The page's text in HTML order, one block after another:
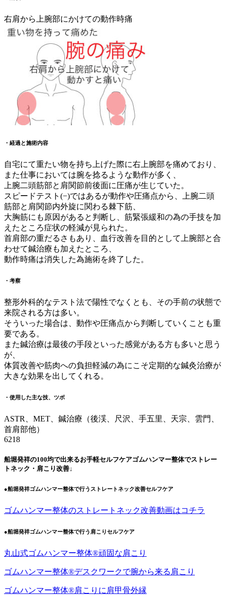
右肩から上腕部にかけての動作時痛
・経過と施術内容
自宅にて重たい物を持ち上げた際に右上腕部を痛めており、
また仕事においては腕を捻るような動作が多く、
上腕二頭筋部と肩関節前後面に圧痛が生じていた。
スピードテスト(−)ではあるが動作や圧痛点から、上腕二頭
筋部と肩関節内外旋に関わる棘下筋、
大胸筋にも原因があると判断し、筋緊張緩和の為の手技を加
えたところ症状の軽減が見られた。
首肩部の重だるさもあり、血行改善を目的として上腕部と合
わせて鍼治療も加えたところ、
動作時痛は消失した為施術を終了した。
・考察
整形外科的なテスト法で陽性でなくとも、その手前の状態で
来院される方は多い。
そういった場合は、動作や圧痛点から判断していくことも重
要である。
また鍼治療は最後の手段といった感覚がある方も多いと思う
が、
体質改善や筋肉への負担軽減の為にこそ定期的な鍼灸治療が
大きな効果を出してくれる。
・使用した主な技、ツボ
ASTR、MET、鍼治療（後渓、尺沢、手五里、天宗、雲門、
首肩部他）
6218
船堀発祥の100均で出来るお手軽セルフケアゴムハンマー整体でストレー
トネック・肩こり改善↓
●船堀発祥ゴムハンマー整体で行うストレートネック改善セルフケア
ゴムハンマー整体のストレートネック改善動画はコチラ
●船堀発祥ゴムハンマー整体で行う肩こりセルフケア
丸山式ゴムハンマー整体®︎頑固な肩こり
ゴムハンマー整体®︎デスクワークで腕から来る肩こり
ゴムハンマー整体®️肩こりに肩甲骨外縁